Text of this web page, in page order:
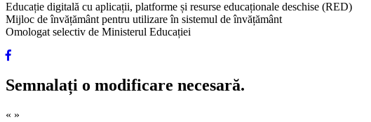
Educație digitală cu aplicații, platforme și resurse educaționale deschise (RED)
Mijloc de învățământ pentru utilizare în sistemul de învățământ
Omologat selectiv de Ministerul Educației
Semnalați o modificare necesară.
« »